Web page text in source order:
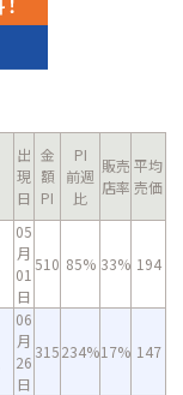
出
現
日
金
額
PI
PI
前週
比
販売
店率
平均
売価
05
月
01
日
510 85% 33% 194
06
月
26
日
315234%17% 147